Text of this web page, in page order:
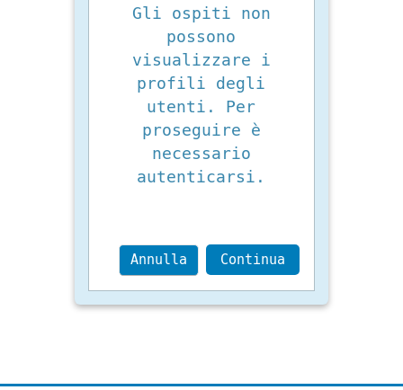
Gli ospiti non
possono
visualizzare i
profili degli
utenti. Per
proseguire è
necessario
autenticarsi.
Annulla Continua